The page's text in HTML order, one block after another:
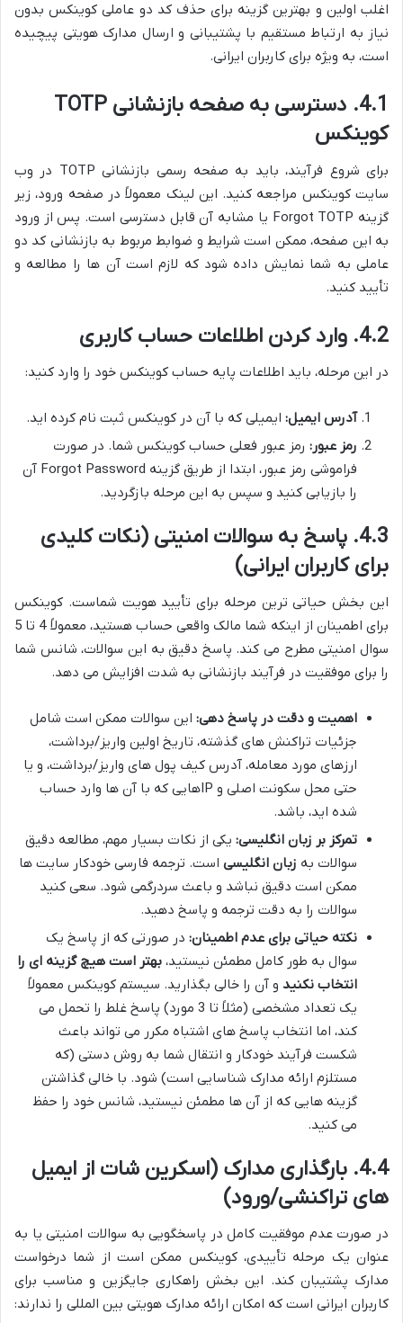
اغلب اولین و بهترین گزینه برای حذف کد دو عاملی کوینکس بدون
نیاز به ارتباط مستقیم با پشتیبانی و ارسال مدارک هویتی پیچیده
است، به ویژه برای کاربران ایرانی.
4.1. دسترسی به صفحه بازنشانی TOTP
کوینکس
برای شروع فرآیند، باید به صفحه رسمی بازنشانی TOTP در وب
سایت کوینکس مراجعه کنید. این لینک معمولاً در صفحه ورود، زیر
گزینه Forgot TOTP یا مشابه آن قابل دسترسی است. پس از ورود
به این صفحه، ممکن است شرایط و ضوابط مربوط به بازنشانی کد دو
عاملی به شما نمایش داده شود که لازم است آن ها را مطالعه و
تأیید کنید.
4.2. وارد کردن اطلاعات حساب کاربری
در این مرحله، باید اطلاعات پایه حساب کوینکس خود را وارد کنید:
آدرس ایمیل: ایمیلی که با آن در کوینکس ثبت نام کرده اید.
رمز عبور: رمز عبور فعلی حساب کوینکس شما. در صورت
فراموشی رمز عبور، ابتدا از طریق گزینه Forgot Password آن
را بازیابی کنید و سپس به این مرحله بازگردید.
4.3. پاسخ به سوالات امنیتی (نکات کلیدی
برای کاربران ایرانی)
این بخش حیاتی ترین مرحله برای تأیید هویت شماست. کوینکس
برای اطمینان از اینکه شما مالک واقعی حساب هستید، معمولاً 4 تا 5
سوال امنیتی مطرح می کند. پاسخ دقیق به این سوالات، شانس شما
را برای موفقیت در فرآیند بازنشانی به شدت افزایش می دهد.
اهمیت و دقت در پاسخ دهی: این سوالات ممکن است شامل
جزئیات تراکنش های گذشته، تاریخ اولین واریز/برداشت،
ارزهای مورد معامله، آدرس کیف پول های واریز/برداشت، و یا
حتی محل سکونت اصلی و IPهایی که با آن ها وارد حساب
شده اید، باشد.
تمرکز بر زبان انگلیسی: یکی از نکات بسیار مهم، مطالعه دقیق
سوالات به زبان انگلیسی است. ترجمه فارسی خودکار سایت ها
ممکن است دقیق نباشد و باعث سردرگمی شود. سعی کنید
سوالات را به دقت ترجمه و پاسخ دهید.
نکته حیاتی برای عدم اطمینان: در صورتی که از پاسخ یک
سوال به طور کامل مطمئن نیستید، بهتر است هیچ گزینه ای را
انتخاب نکنید و آن را خالی بگذارید. سیستم کوینکس معمولاً
یک تعداد مشخصی (مثلاً تا 3 مورد) پاسخ غلط را تحمل می
کند، اما انتخاب پاسخ های اشتباه مکرر می تواند باعث
شکست فرآیند خودکار و انتقال شما به روش دستی (که
مستلزم ارائه مدارک شناسایی است) شود. با خالی گذاشتن
گزینه هایی که از آن ها مطمئن نیستید، شانس خود را حفظ
می کنید.
4.4. بارگذاری مدارک (اسکرین شات از ایمیل
های تراکنشی/ورود)
در صورت عدم موفقیت کامل در پاسخگویی به سوالات امنیتی یا به
عنوان یک مرحله تأییدی، کوینکس ممکن است از شما درخواست
مدارک پشتیبان کند. این بخش راهکاری جایگزین و مناسب برای
کاربران ایرانی است که امکان ارائه مدارک هویتی بین المللی را ندارند: